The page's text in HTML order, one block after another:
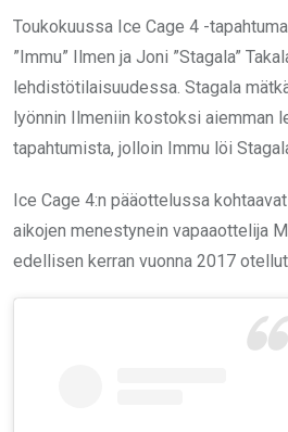
Toukokuussa Ice Cage 4 -
”Immu” Ilmen ja Joni ”Stagala”
lehdistötilaisuudessa. Stagala
lyönnin Ilmeniin kostoksi aiemman
tapahtumista, jolloin Immu löi
Ice Cage 4:n pääottelussa
aikojen menestynein vapaaottelija
edellisen kerran vuonna 2017